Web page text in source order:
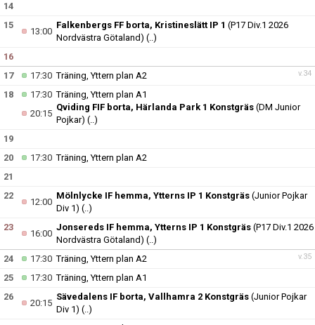
14
15
13:00
Falkenbergs FF borta, Kristineslätt IP 1 (P17 Div.1 2026
Nordvästra Götaland) (..)
16
v.34
17 17:30Träning, Yttern plan A2
18
17:30Träning, Yttern plan A1
20:15
Qviding FIF borta, Härlanda Park 1 Konstgräs (DM Junior
Pojkar) (..)
19
20
17:30Träning, Yttern plan A2
21
22
12:00
Mölnlycke IF hemma, Ytterns IP 1 Konstgräs (Junior Pojkar
Div 1) (..)
23
16:00
Jonsereds IF hemma, Ytterns IP 1 Konstgräs (P17 Div.1 2026
Nordvästra Götaland) (..)
v.35
24 17:30Träning, Yttern plan A2
25
17:30Träning, Yttern plan A1
26
20:15
Sävedalens IF borta, Vallhamra 2 Konstgräs (Junior Pojkar
Div 1) (..)